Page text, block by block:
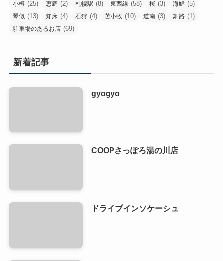
小樽 (25) 恵庭 (2) 札幌駅 (8) 東西線 (58) 桜 (3) 海鮮 (5)
琴似 (13) 知床 (4) 石狩 (4) 苫小牧 (10) 道南 (3) 釧路 (1)
駐車場のあるお店 (69)
新着記事
gyogyo
COOPさっぽろ湯の川店
ドライブインソケーシュ